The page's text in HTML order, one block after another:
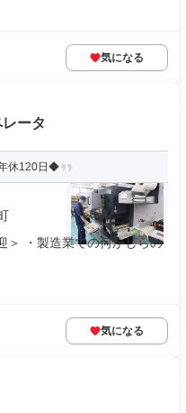
気になる
ータ
休120日◆
＞ ・製造業での何かしらの
気になる